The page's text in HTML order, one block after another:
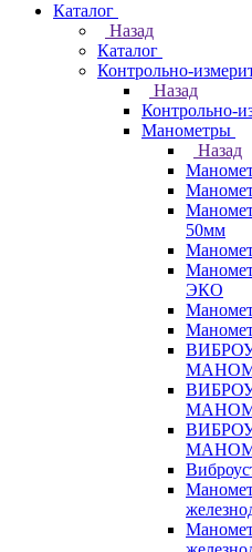
Каталог
Назад
Каталог
Контрольно-
Назад
Контрольно-
Манометры
Назад
50мм
ЭКО